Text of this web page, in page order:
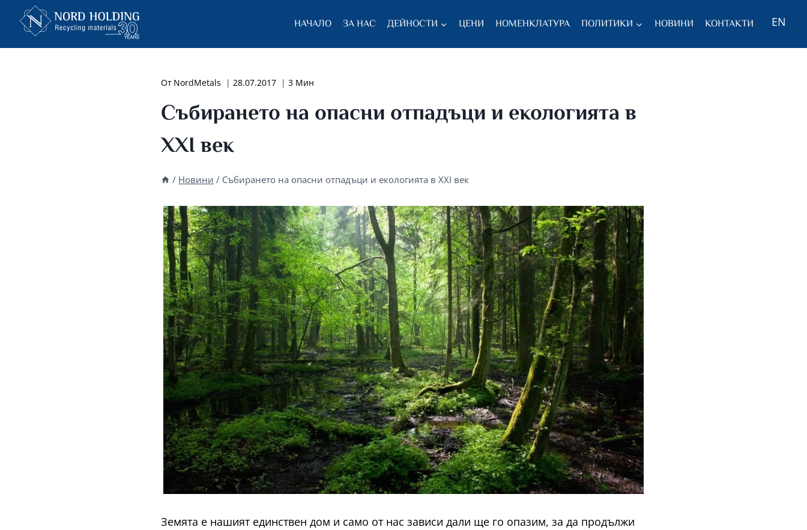
съдържанието
НАЧАЛО ЗА НАС ДЕЙНОСТИ ЦЕНИ НОМЕНКЛАТУРА ПОЛИТИКИ НОВИНИ КОНТАКТИ EN
От NordMetals 28.07.2017 3 Мин
Събирането на опасни отпадъци и екологията в
XXI век
/ Новини / Събирането на опасни отпадъци и екологията в XXI век
Земята е нашият единствен дом и само от нас зависи дали ще го опазим, за да продължи